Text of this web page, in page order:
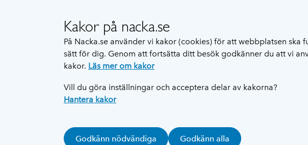
Kakor på nacka.se
På Nacka.se använder vi kakor (cookies) för att webbplatsen ska
sätt för dig. Genom att fortsätta ditt besök godkänner du att vi
kakor. Läs mer om kakor
Vill du göra inställningar och acceptera delar av kakorna?
Hantera kakor
Godkänn nödvändiga Godkänn alla